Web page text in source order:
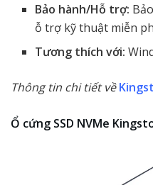
Bảo hành/Hỗ trợ:
ỗ trợ kỹ thuật miễn
Tương thích với:
Thông tin chi tiết về
Ổ cứng SSD NVMe